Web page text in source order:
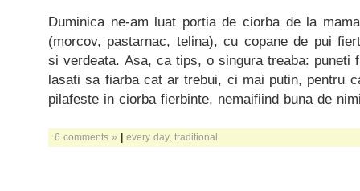
Duminica ne-am luat portia de ciorba de la
(morcov, pastarnac, telina), cu copane de pui
si verdeata. Asa, ca tips, o singura treaba: puneti
lasati sa fiarba cat ar trebui, ci mai putin, pentru
pilafeste in ciorba fierbinte, nemaifiind buna de
6 comments » | every day, traditional